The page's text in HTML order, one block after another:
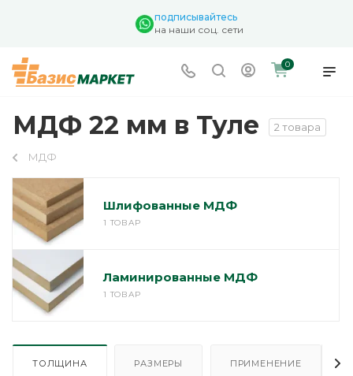
подписывайтесь
на наши соц. сети
0
МДФ 22 мм в Туле 2 товара
МДФ
Шлифованные МДФ
1 ТОВАР
Ламинированные МДФ
1 ТОВАР
ТОЛЩИНА РАЗМЕРЫ ПРИМЕНЕНИЕ